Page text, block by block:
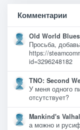
Комментарии
Old World
Просьба,
https://
id=3296248182
TNO: Second
У меня одного
отсутствует?
Mankind's
а можно и